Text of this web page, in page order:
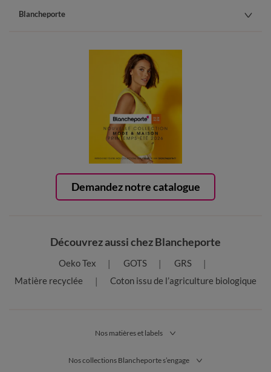
Demandez notre catalogue
Blancheporte
Découvrez aussi chez Blancheporte
Oeko Tex GOTS
GRS
Matière recyclée
Coton issu de l’agriculture biologique
Nos matières et labels
Nos collections Blancheporte s’engage